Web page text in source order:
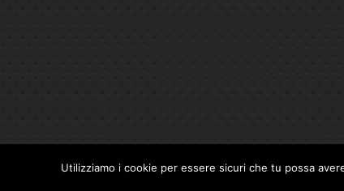
|
Utilizziamo i cookie per essere sicuri che tu possa